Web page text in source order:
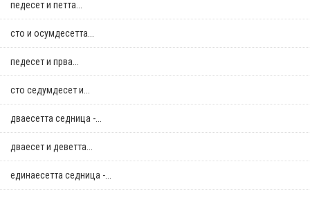
педесет и петта...
сто и осумдесетта...
педесет и прва...
сто седумдесет и...
дваесетта седница -...
дваесет и деветта...
единаесетта седница -...